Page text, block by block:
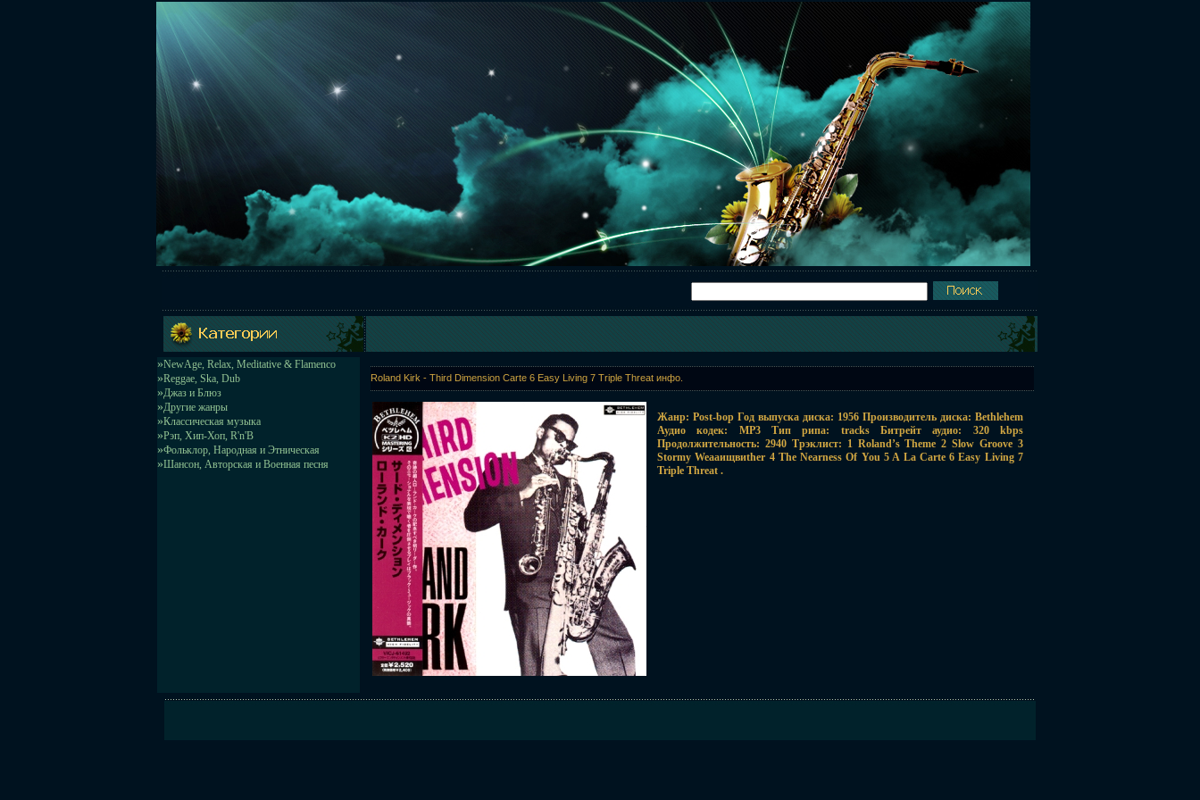
»NewAge, Relax, Meditative & Flamenco
»Reggae, Ska, Dub
»Джаз и Блюз
»Другие жанры
»Классическая музыка
»Рэп, Хип-Хоп, R'n'B
»Фольклор, Народная и Этническая
»Шансон, Авторская и Военная песня
Roland Kirk - Third Dimension Carte 6 Easy Living 7 Triple Threat инфо.
Жанр: Post-bop Год выпуска диска: 1956 Производитель диска: Bethlehem
Аудио кодек: MP3 Тип рипа: tracks Битрейт аудио: 320 kbps
Продолжительность: 2940 Трэклист: 1 Roland’s Theme 2 Slow Groove 3
Stormy Weaаищвиther 4 The Nearness Of You 5 A La Carte 6 Easy Living 7
Triple Threat .